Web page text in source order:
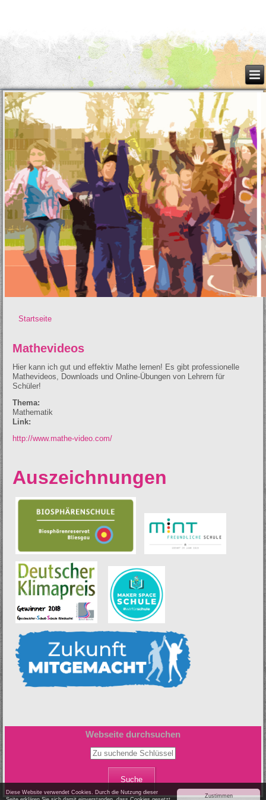
Zustimmen
Diese Website verwendet Cookies. Durch die Nutzung dieser
Startseite
Mathevideos
Hier kann ich gut und effektiv Mathe lernen! Es gibt professionelle
Mathevideos, Downloads und Online-Übungen von Lehrern für
Schüler!
Thema:
Mathematik
Link:
http://www.mathe-video.com/
Auszeichnungen
Webseite durchsuchen
Zu suchende Schlüsselwörter